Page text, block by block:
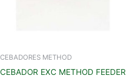
CEBADORES METHOD
CEBADOR EXC METHOD FEEDER